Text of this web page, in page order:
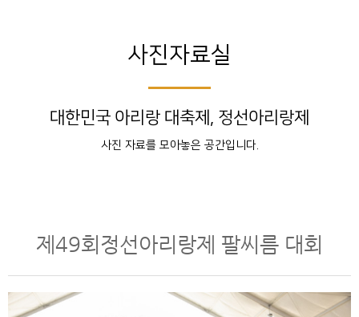
사진자료실
대한민국 아리랑 대축제, 정선아리랑제
사진 자료를 모아놓은 공간입니다.
제49회정선아리랑제 팔씨름 대회